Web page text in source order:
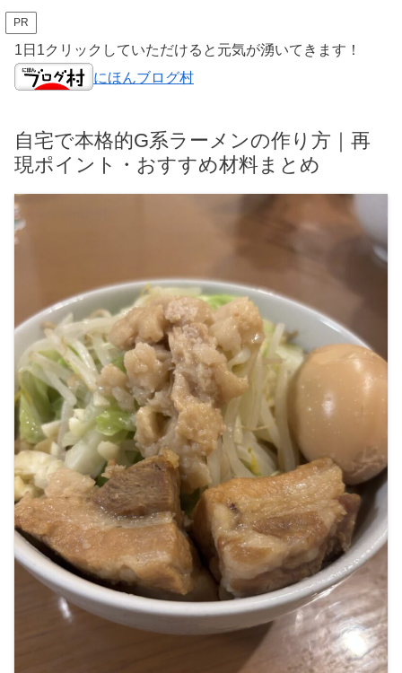
PR
1日1クリックしていただけると元気が湧いてきます！
にほんブログ村
自宅で本格的G系ラーメンの作り方｜再
現ポイント・おすすめ材料まとめ